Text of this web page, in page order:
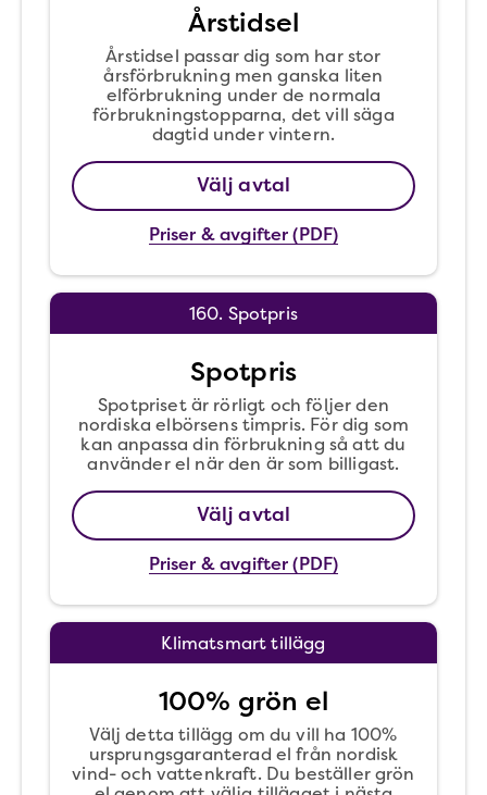
Årstidsel
Årstidsel passar dig som har stor
årsförbrukning men ganska liten
elförbrukning under de normala
förbrukningstopparna, det vill säga
dagtid under vintern.
Välj avtal
Priser & avgifter (PDF)
160. Spotpris
Spotpris
Spotpriset är rörligt och följer den
nordiska elbörsens timpris. För dig som
kan anpassa din förbrukning så att du
använder el när den är som billigast.
Välj avtal
Priser & avgifter (PDF)
Klimatsmart tillägg
100% grön el
Välj detta tillägg om du vill ha 100%
ursprungsgaranterad el från nordisk
vind- och vattenkraft. Du beställer grön